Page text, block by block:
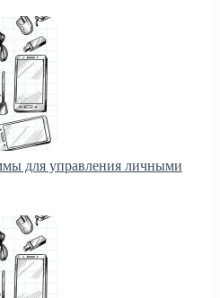
для управления личными